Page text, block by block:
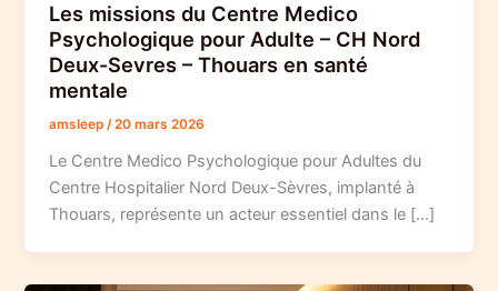
Les missions du Centre Medico
Psychologique pour Adulte – CH Nord
Deux-Sevres – Thouars en santé
mentale
amsleep/20 mars 2026
Le Centre Medico Psychologique pour Adultes du
Centre Hospitalier Nord Deux-Sèvres, implanté à
Thouars, représente un acteur essentiel dans le […]